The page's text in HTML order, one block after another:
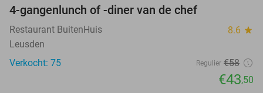
4-gangenlunch of -diner van de chef
Restaurant BuitenHuis 8.6 star
Leusden
Verkocht: 75
Regulier €58
€43,50